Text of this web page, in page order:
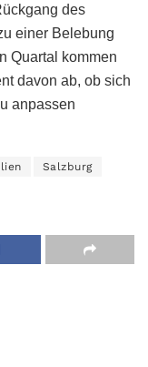
des
einer Belebung
Quartal kommen
davon ab, ob sich
anpassen
Salzburg